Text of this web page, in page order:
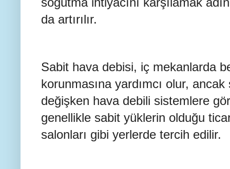
da artırılır.
Sabit hava debisi, iç mekanlarda
korunmasına yardımcı olur,
değişken hava debili sistemlere
genellikle sabit yüklerin olduğu
salonları gibi yerlerde tercih edilir.